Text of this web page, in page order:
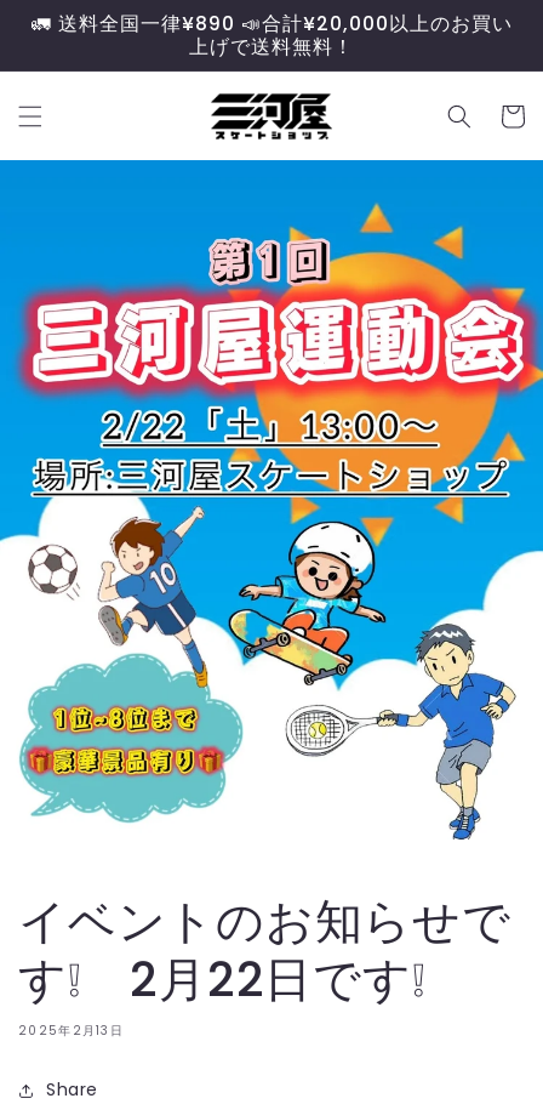
ンツに
🚛 送料全国一律¥890 📣合計¥20,000以上のお買い
上げで送料無料！
ー
イベントのお知らせで
す❕ 2月22日です❕
2025年2月13日
Share